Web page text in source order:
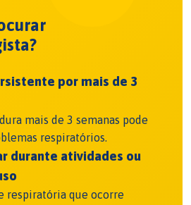
por mais de 3
mais de 3 semanas pode
respiratórios.
durante atividades ou
respiratória que ocorre